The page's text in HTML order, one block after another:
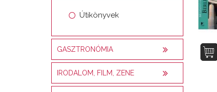
Útikönyvek
GASZTRONÓMIA
IRODALOM, FILM, ZENE